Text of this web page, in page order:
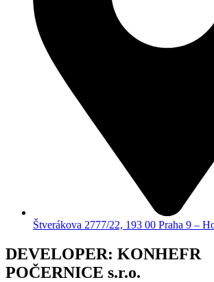
Štverákova 2777/22, 193 00 Praha 9 –
DEVELOPER: KONHEFR
POČERNICE s.r.o.